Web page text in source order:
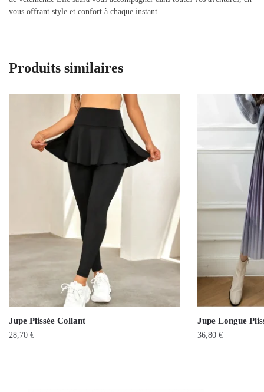
vous offrant style et confort à chaque instant.
Produits similaires
Jupe Plissée Collant
28,70 €
Jupe Longue
36,80 €